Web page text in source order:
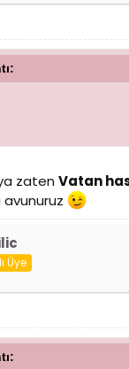
zaten Vatan
Üye